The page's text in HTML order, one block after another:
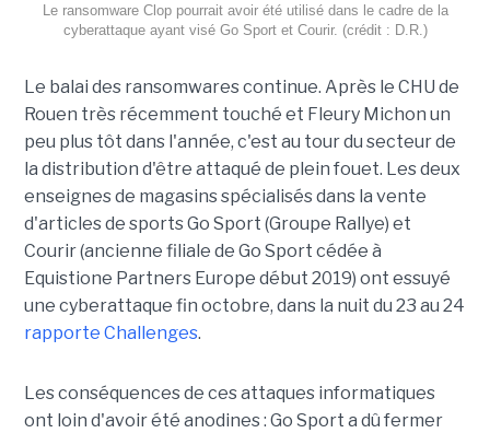
Le ransomware Clop pourrait avoir été utilisé dans le cadre de la
cyberattaque ayant visé Go Sport et Courir. (crédit : D.R.)
Le balai des ransomwares continue. Après le CHU de
Rouen très récemment touché et Fleury Michon un
peu plus tôt dans l'année, c'est au tour du secteur de
la distribution d'être attaqué de plein fouet. Les deux
enseignes de magasins spécialisés dans la vente
d'articles de sports Go Sport (Groupe Rallye) et
Courir (ancienne filiale de Go Sport cédée à
Equistione Partners Europe début 2019) ont essuyé
une cyberattaque fin octobre, dans la nuit du 23 au 24
rapporte Challenges.
Les conséquences de ces attaques informatiques
ont loin d'avoir été anodines : Go Sport a dû fermer